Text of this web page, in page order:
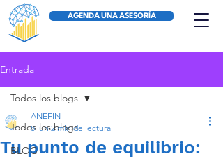
AGENDA UNA ASESORÍA
Entrada
Todos los blogs
BLOG
Todos los blogs
Tu punto de equilibrio:
ANEFIN
8 jun 2 min de lectura